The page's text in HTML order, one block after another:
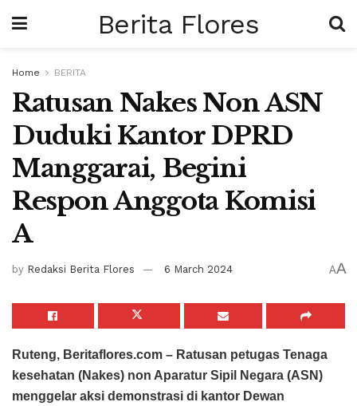
Berita Flores
Home BERITA
Ratusan Nakes Non ASN
Duduki Kantor DPRD
Manggarai, Begini
Respon Anggota Komisi
A
by Redaksi Berita Flores 6 March 2024 AA
Ruteng, Beritaflores.com – Ratusan petugas Tenaga
kesehatan (Nakes) non Aparatur Sipil Negara (ASN)
menggelar aksi demonstrasi di kantor Dewan